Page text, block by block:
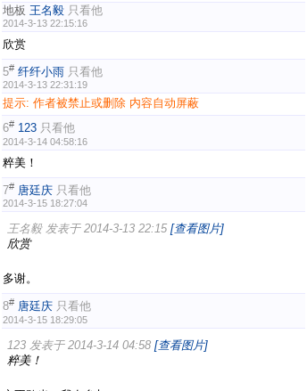
地板 王名毅 只看他
2014-3-13 22:15:16
欣赏
5# 纤纤小雨 只看他
2014-3-13 22:31:19
提示: 作者被禁止或删除 内容自动屏蔽
6# 123 只看他
2014-3-14 04:58:16
粹美！
7# 唐廷庆 只看他
2014-3-15 18:27:04
王名毅 发表于 2014-3-13 22:15 [查看图片]
欣赏
多谢。
8# 唐廷庆 只看他
2014-3-15 18:29:05
123 发表于 2014-3-14 04:58 [查看图片]
粹美！